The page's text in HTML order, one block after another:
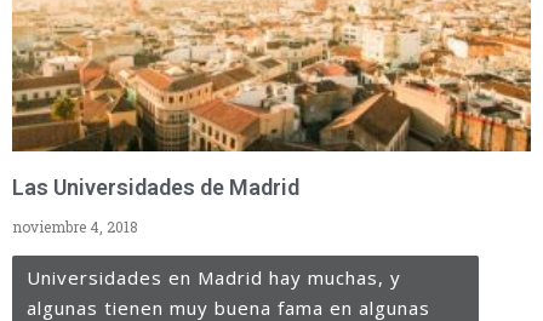
Las Universidades de Madrid
noviembre 4, 2018
Universidades en Madrid hay muchas, y
algunas tienen muy buena fama en algunas